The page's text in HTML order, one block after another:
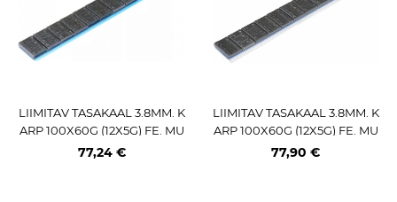
LIIMITAV TASAKAAL 3.8MM. K
ARP 100X60G (12X5G) FE. MU
ST. ULTRALINER TEIP. 355 2.0
77,24 €
LIIMITAV TASAKAAL 3.8MM. K
ARP 100X60G (12X5G) FE. MU
ST. SPEEDLINER TEIP. 355 2.0
77,90 €